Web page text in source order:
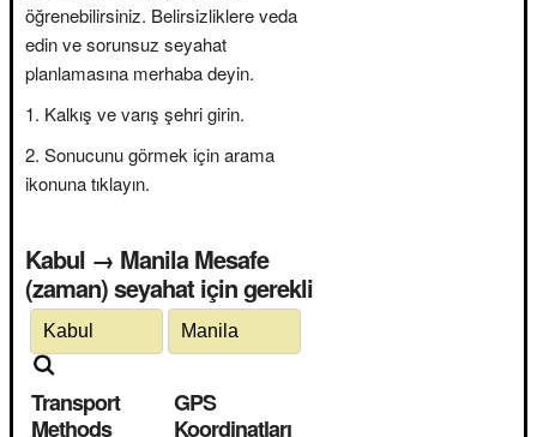
öğrenebilirsiniz. Belirsizliklere veda
edin ve sorunsuz seyahat
planlamasına merhaba deyin.
Kalkış ve varış şehri girin.
Sonucunu görmek için arama
ikonuna tıklayın.
Kabul → Manila Mesafe
(zaman) seyahat için gerekli
Transport
Methods
GPS
Koordinatları